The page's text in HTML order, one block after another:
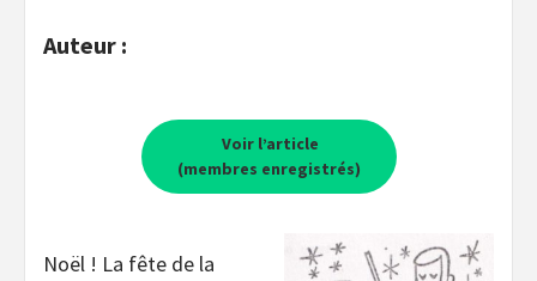
Auteur :
Voir l’article
(membres enregistrés)
Noël ! La fête de la